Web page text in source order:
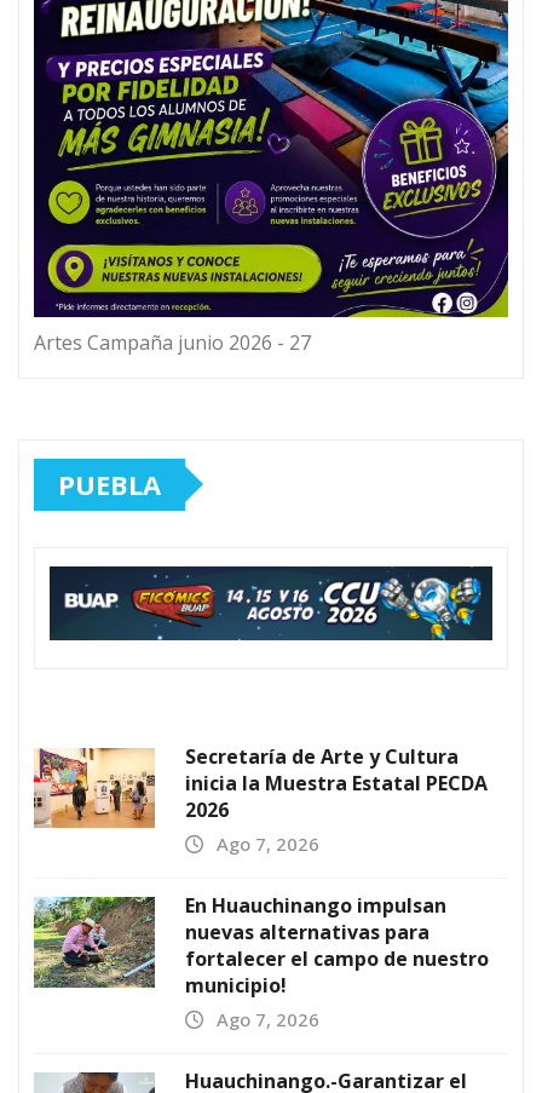
Artes Campaña junio 2026 - 27
PUEBLA
Secretaría de Arte y Cultura
inicia la Muestra Estatal PECDA
2026
Ago 7, 2026
En Huauchinango impulsan
nuevas alternativas para
fortalecer el campo de nuestro
municipio!
Ago 7, 2026
Huauchinango.-Garantizar el